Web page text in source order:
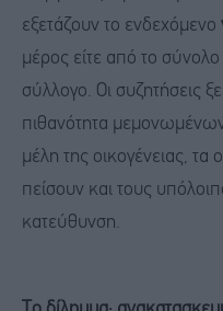
εξετάζουν το ενδεχόμενο
μέρος είτε από το
σύλλογο. Οι συζητήσεις
πιθανότητα
μέλη της οικογένειας, τα
πείσουν και τους
κατεύθυνση.